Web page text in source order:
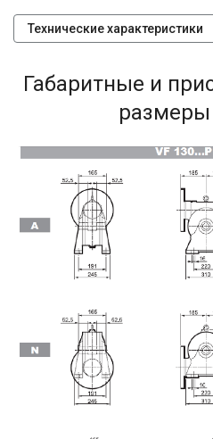
Технические характеристики
Габаритные и
размеры